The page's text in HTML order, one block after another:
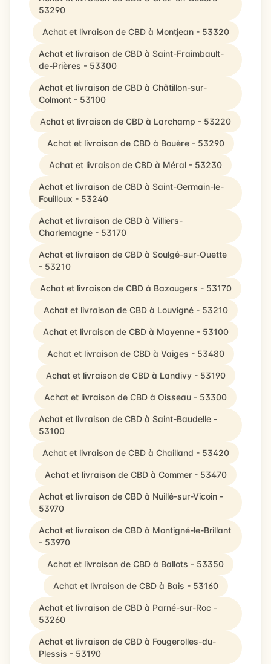
53290
Achat et livraison de CBD à Montjean - 53320
Achat et livraison de CBD à Saint-Fraimbault-
de-Prières - 53300
Achat et livraison de CBD à Châtillon-sur-
Colmont - 53100
Achat et livraison de CBD à Larchamp - 53220
Achat et livraison de CBD à Bouère - 53290
Achat et livraison de CBD à Méral - 53230
Achat et livraison de CBD à Saint-Germain-le-
Fouilloux - 53240
Achat et livraison de CBD à Villiers-
Charlemagne - 53170
Achat et livraison de CBD à Soulgé-sur-Ouette
- 53210
Achat et livraison de CBD à Bazougers - 53170
Achat et livraison de CBD à Louvigné - 53210
Achat et livraison de CBD à Mayenne - 53100
Achat et livraison de CBD à Vaiges - 53480
Achat et livraison de CBD à Landivy - 53190
Achat et livraison de CBD à Oisseau - 53300
Achat et livraison de CBD à Saint-Baudelle -
53100
Achat et livraison de CBD à Chailland - 53420
Achat et livraison de CBD à Commer - 53470
Achat et livraison de CBD à Nuillé-sur-Vicoin -
53970
Achat et livraison de CBD à Montigné-le-Brillant
- 53970
Achat et livraison de CBD à Ballots - 53350
Achat et livraison de CBD à Bais - 53160
Achat et livraison de CBD à Parné-sur-Roc -
53260
Achat et livraison de CBD à Fougerolles-du-
Plessis - 53190